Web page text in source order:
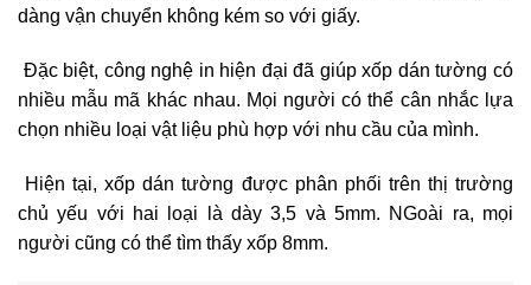
dàng vận chuyển không kém so với giấy.
Đặc biệt, công nghệ in hiện đại đã giúp xốp dán tường có
nhiều mẫu mã khác nhau. Mọi người có thể cân nhắc lựa
chọn nhiều loại vật liệu phù hợp với nhu cầu của mình.
Hiện tại, xốp dán tường được phân phối trên thị trường
chủ yếu với hai loại là dày 3,5 và 5mm. NGoài ra, mọi
người cũng có thể tìm thấy xốp 8mm.